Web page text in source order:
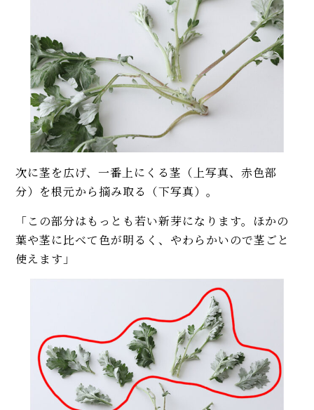
次に茎を広げ、一番上にくる茎（上写真、赤色部
分）を根元から摘み取る（下写真）。
「この部分はもっとも若い新芽になります。ほかの
葉や茎に比べて色が明るく、やわらかいので茎ごと
使えます」